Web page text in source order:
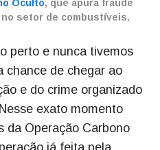
Oculto, que apura fraude
setor de combustíveis.
perto e nunca tivemos
chance de chegar ao
e do crime organizado
exato momento
da Operação Carbono